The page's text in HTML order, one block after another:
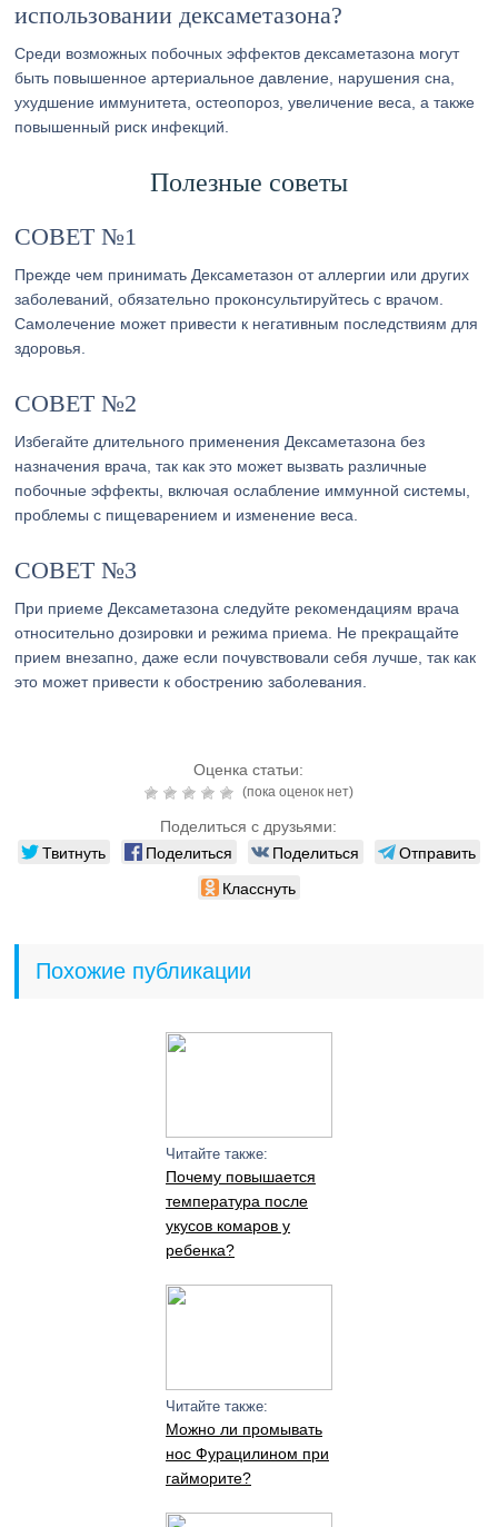
использовании дексаметазона?
Среди возможных побочных эффектов дексаметазона могут
быть повышенное артериальное давление, нарушения сна,
ухудшение иммунитета, остеопороз, увеличение веса, а также
повышенный риск инфекций.
Полезные советы
СОВЕТ №1
Прежде чем принимать Дексаметазон от аллергии или других
заболеваний, обязательно проконсультируйтесь с врачом.
Самолечение может привести к негативным последствиям для
здоровья.
СОВЕТ №2
Избегайте длительного применения Дексаметазона без
назначения врача, так как это может вызвать различные
побочные эффекты, включая ослабление иммунной системы,
проблемы с пищеварением и изменение веса.
СОВЕТ №3
При приеме Дексаметазона следуйте рекомендациям врача
относительно дозировки и режима приема. Не прекращайте
прием внезапно, даже если почувствовали себя лучше, так как
это может привести к обострению заболевания.
Оценка статьи:
(пока оценок нет)
Поделиться с друзьями:
Твитнуть Поделиться Поделиться
Отправить
Класснуть
Похожие публикации
Читайте также:
Почему повышается
температура после
укусов комаров у
ребенка?
Читайте также:
Можно ли промывать
нос Фурацилином при
гайморите?